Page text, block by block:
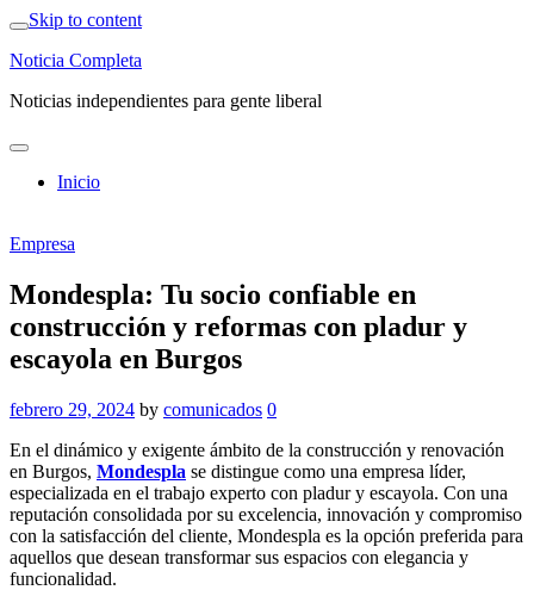
Skip to content
Noticia Completa
Noticias independientes para gente liberal
Inicio
Empresa
Mondespla: Tu socio confiable en
construcción y reformas con pladur y
escayola en Burgos
febrero 29, 2024 by comunicados 0
En el dinámico y exigente ámbito de la construcción y renovación
en Burgos, Mondespla se distingue como una empresa líder,
especializada en el trabajo experto con pladur y escayola. Con una
reputación consolidada por su excelencia, innovación y compromiso
con la satisfacción del cliente, Mondespla es la opción preferida para
aquellos que desean transformar sus espacios con elegancia y
funcionalidad.